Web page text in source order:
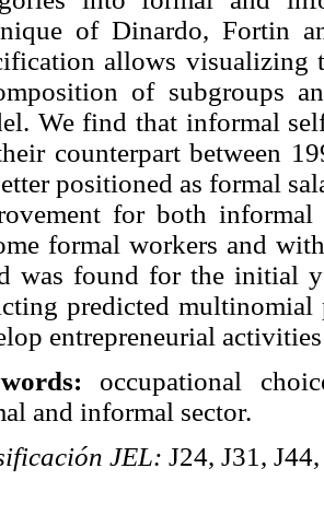
of Dinardo, Fortin
allows visualizing
of subgroups
We find that informal
counterpart between
positioned as formal
for both
formal workers and
was found for the initial
predicted
entrepreneurial
occupational
and informal sector.
JEL: J24, J31,